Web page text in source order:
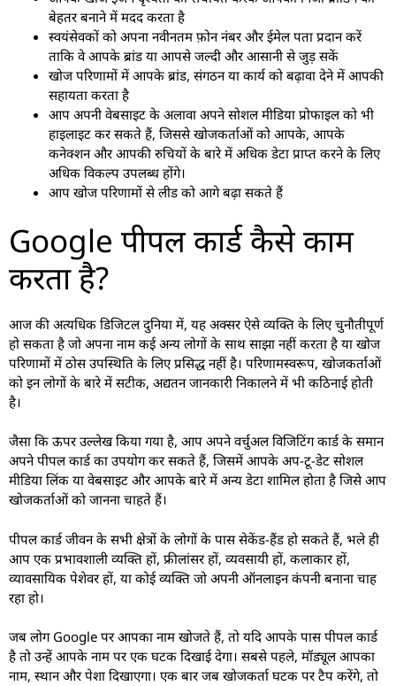
बेहतर बनाने में मदद करता है
स्वयंसेवकों को अपना नवीनतम फ़ोन नंबर और ईमेल पता प्रदान करें
ताकि वे आपके ब्रांड या आपसे जल्दी और आसानी से जुड़ सकें
खोज परिणामों में आपके ब्रांड, संगठन या कार्य को बढ़ावा देने में आपकी
सहायता करता है
आप अपनी वेबसाइट के अलावा अपने सोशल मीडिया प्रोफाइल को भी
हाइलाइट कर सकते हैं, जिससे खोजकर्ताओं को आपके, आपके
कनेक्शन और आपकी रुचियों के बारे में अधिक डेटा प्राप्त करने के लिए
अधिक विकल्प उपलब्ध होंगे।
आप खोज परिणामों से लीड को आगे बढ़ा सकते हैं
Google पीपल कार्ड कैसे काम
करता है?
आज की अत्यधिक डिजिटल दुनिया में, यह अक्सर ऐसे व्यक्ति के लिए चुनौतीपूर्ण
हो सकता है जो अपना नाम कई अन्य लोगों के साथ साझा नहीं करता है या खोज
परिणामों में ठोस उपस्थिति के लिए प्रसिद्ध नहीं है। परिणामस्वरूप, खोजकर्ताओं
को इन लोगों के बारे में सटीक, अद्यतन जानकारी निकालने में भी कठिनाई होती
है।
जैसा कि ऊपर उल्लेख किया गया है, आप अपने वर्चुअल विजिटिंग कार्ड के समान
अपने पीपल कार्ड का उपयोग कर सकते हैं, जिसमें आपके अप-टू-डेट सोशल
मीडिया लिंक या वेबसाइट और आपके बारे में अन्य डेटा शामिल होता है जिसे आप
खोजकर्ताओं को जानना चाहते हैं।
पीपल कार्ड जीवन के सभी क्षेत्रों के लोगों के पास सेकेंड-हैंड हो सकते हैं, भले ही
आप एक प्रभावशाली व्यक्ति हों, फ्रीलांसर हों, व्यवसायी हों, कलाकार हों,
व्यावसायिक पेशेवर हों, या कोई व्यक्ति जो अपनी ऑनलाइन कंपनी बनाना चाह
रहा हो।
जब लोग Google पर आपका नाम खोजते हैं, तो यदि आपके पास पीपल कार्ड
है तो उन्हें आपके नाम पर एक घटक दिखाई देगा। सबसे पहले, मॉड्यूल आपका
नाम, स्थान और पेशा दिखाएगा। एक बार जब खोजकर्ता घटक पर टैप करेंगे, तो